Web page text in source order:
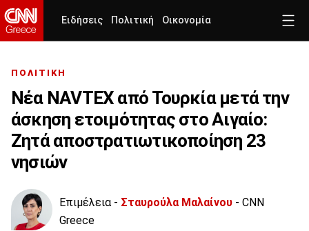
Ειδήσεις Πολιτική Οικονομία
ΠΟΛΙΤΙΚΗ
Νέα NAVTEX από Τουρκία μετά την
άσκηση ετοιμότητας στο Αιγαίο:
Ζητά αποστρατιωτικοποίηση 23
νησιών
Επιμέλεια - Σταυρούλα Μαλαίνου - CNN
Greece